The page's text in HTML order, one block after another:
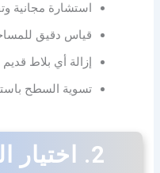
استشارة مجانية
قياس دقيق
إزالة أي بلاط
تسوية السطح
2. اختيار